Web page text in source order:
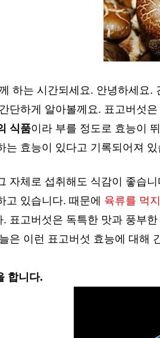
하는 시간되세요. 안녕하세요.
단하게 알아볼께요. 표고버섯은
식품이라 부를 정도로 효능이
는 효능이 있다고 기록되어져 있
자체로 섭취해도 식감이 좋습
고 있습니다. 때문에 육류를 먹
. 표고버섯은 독특한 맛과 풍부
은 이런 표고버섯 효능에 대해
합니다.